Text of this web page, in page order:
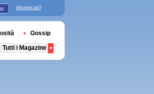
dimenticati?
Gossip
Tutti i Magazine